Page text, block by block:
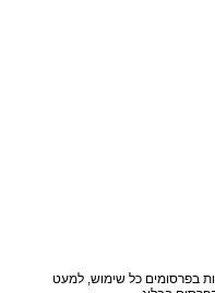
בפרסומים כל שימוש, למעט